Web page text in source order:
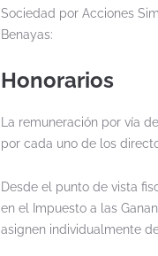
Sociedad por Acciones
Benayas:
Honorarios
La remuneración por vía
por cada uno de los
Desde el punto de vista
en el Impuesto a las
asignen individualmente